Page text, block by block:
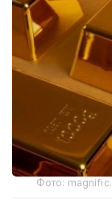
Фото: